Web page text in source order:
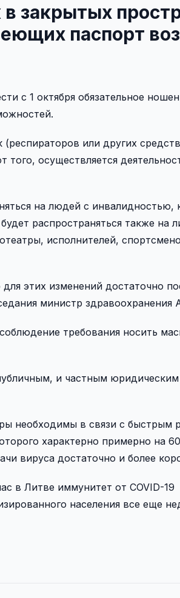
закрытых
паспорт
с 1 октября обязательное
или других
того, осуществляется
на людей с
распространяться также на
исполнителей,
этих изменений достаточно
министр здравоохранения
требования носить
и частным юридическим
необходимы в связи с быстрым
характерно примерно на
вируса достаточно и более
в Литве иммунитет от COVID-
населения все еще